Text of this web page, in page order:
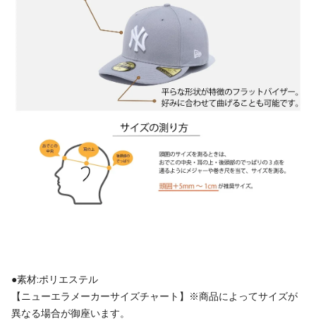
●素材:ポリエステル
【ニューエラメーカーサイズチャート】※商品によってサイズが
異なる場合が御座います。